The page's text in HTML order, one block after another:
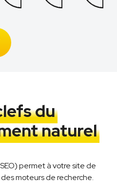
du
naturel
permet à votre site de
moteurs de recherche.